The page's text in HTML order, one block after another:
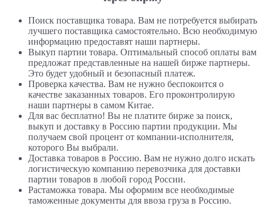
Поиск поставщика товара. Вам не потребуется выбирать
лучшего поставщика самостоятельно. Всю необходимую
информацию предоставят наши партнеры.
Выкуп партии товара. Оптимальный способ оплаты вам
предложат представленные на нашей бирже партнеры.
Это будет удобный и безопасный платеж.
Проверка качества. Вам не нужно беспокоится о
качестве заказанных товаров. Его проконтролирую
наши партнеры в самом Китае.
Для вас бесплатно! Вы не платите бирже за поиск,
выкуп и доставку в Россию партии продукции. Мы
получаем свой процент от компании-исполнителя,
которого Вы выбрали.
Доставка товаров в Россию. Вам не нужно долго искать
логистическую компанию перевозчика для доставки
партии товаров в любой город России.
Растаможка товара. Мы оформим все необходимые
таможенные документы для ввоза груза в Россию.